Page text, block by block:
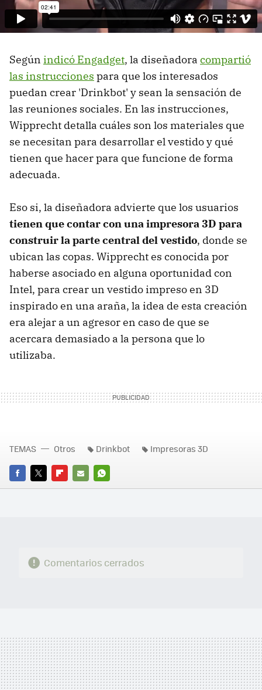
Según indicó Engadget, la diseñadora compartió
las instrucciones para que los interesados
puedan crear 'Drinkbot' y sean la sensación de
las reuniones sociales. En las instrucciones,
Wipprecht detalla cuáles son los materiales que
se necesitan para desarrollar el vestido y qué
tienen que hacer para que funcione de forma
adecuada.
Eso si, la diseñadora advierte que los usuarios
tienen que contar con una impresora 3D para
construir la parte central del vestido, donde se
ubican las copas. Wipprecht es conocida por
haberse asociado en alguna oportunidad con
Intel, para crear un vestido impreso en 3D
inspirado en una araña, la idea de esta creación
era alejar a un agresor en caso de que se
acercara demasiado a la persona que lo
utilizaba.
FACEBOOK
TWITTERFLIPBOARD
E-
WHATSAPP
TEMAS Otros Drinkbot Impresoras 3D
Comentarios cerrados